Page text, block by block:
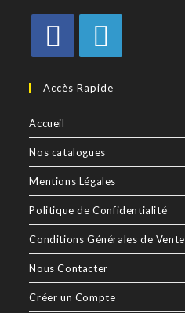
Accès Rapide
Accueil
Nos catalogues
Mentions Légales
Politique de Confidentialité
Conditions Générales de Vente
Nous Contacter
Créer un Compte